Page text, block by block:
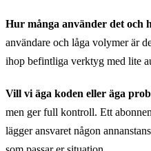
Hur många använder det och
användare och låga volymer är
ihop befintliga verktyg med lite
Vill vi äga koden eller äga
men ger full kontroll. Ett
lägger ansvaret någon